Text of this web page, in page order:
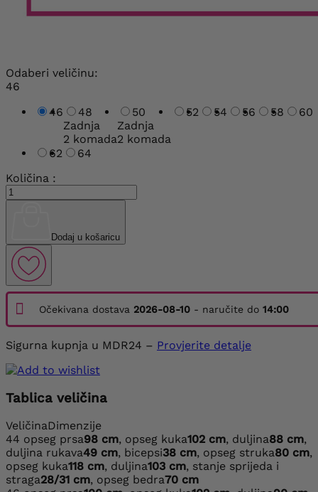
Odaberi veličinu:
46
46
48
Zadnja
2 komada
50
Zadnja
2 komada
52 54 56 58 60
62
64
Količina :
Dodaj u košaricu
Očekivana dostava 2026-08-10 - naručite do 14:00
Sigurna kupnja u MDR24 – Provjerite detalje
Tablica veličina
VeličinaDimenzije
44 opseg prsa98 cm, opseg kuka102 cm, duljina88 cm,
duljina rukava49 cm, bicepsi38 cm, opseg struka80 cm,
opseg kuka118 cm, duljina103 cm, stanje sprijeda i
straga28/31 cm, opseg bedra70 cm